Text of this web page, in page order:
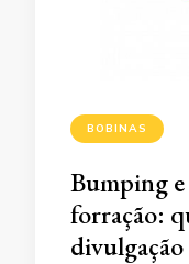
BOBINAS
Bumping
forração: